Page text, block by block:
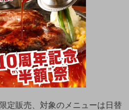
定販売、対象のメニューは日替